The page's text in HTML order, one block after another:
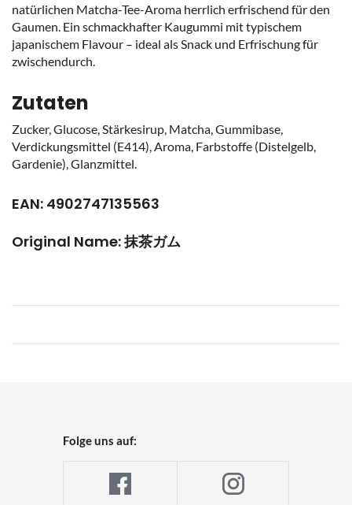
natürlichen Matcha-Tee-Aroma herrlich erfrischend für den
Gaumen. Ein schmackhafter Kaugummi mit typischem
japanischem Flavour – ideal als Snack und Erfrischung für
zwischendurch.
Zutaten
Zucker, Glucose, Stärkesirup, Matcha, Gummibase,
Verdickungsmittel (E414), Aroma, Farbstoffe (Distelgelb,
Gardenie), Glanzmittel.
EAN: 4902747135563
Original Name: 抹茶ガム
Folge uns auf: